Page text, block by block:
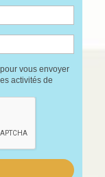
vous envoyer
activités de